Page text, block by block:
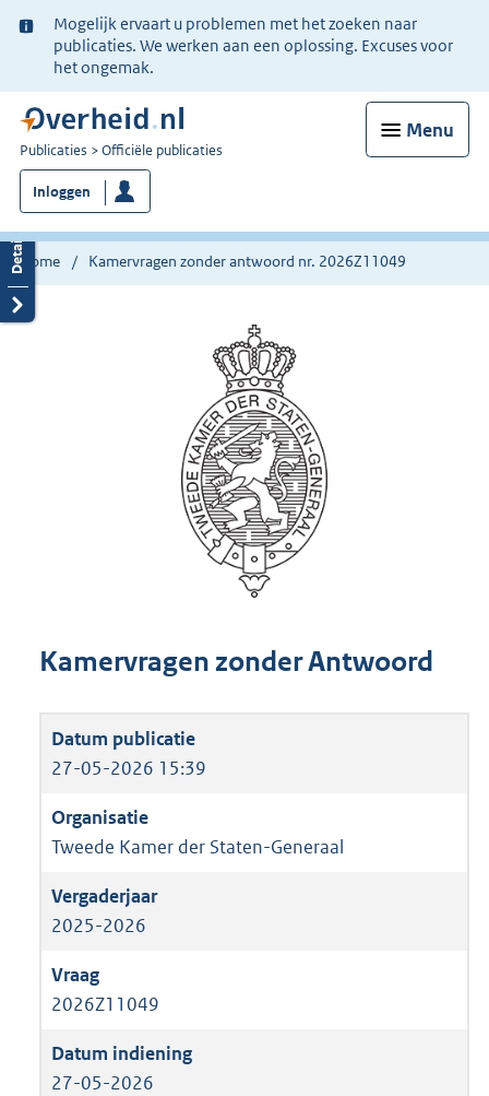
Ter
informatie:
Mogelijk ervaart u problemen met het zoeken naar
publicaties. We werken aan een oplossing. Excuses voor
het ongemak.
Menu
U
bent
nu
hier:
Publicaties Officiële publicaties
Inloggen
Home Kamervragen zonder antwoord nr. 2026Z11049
Kamervragen zonder Antwoord
27-05-2026 15:39
Tweede Kamer der Staten-Generaal
2025-2026
2026Z11049
27-05-2026